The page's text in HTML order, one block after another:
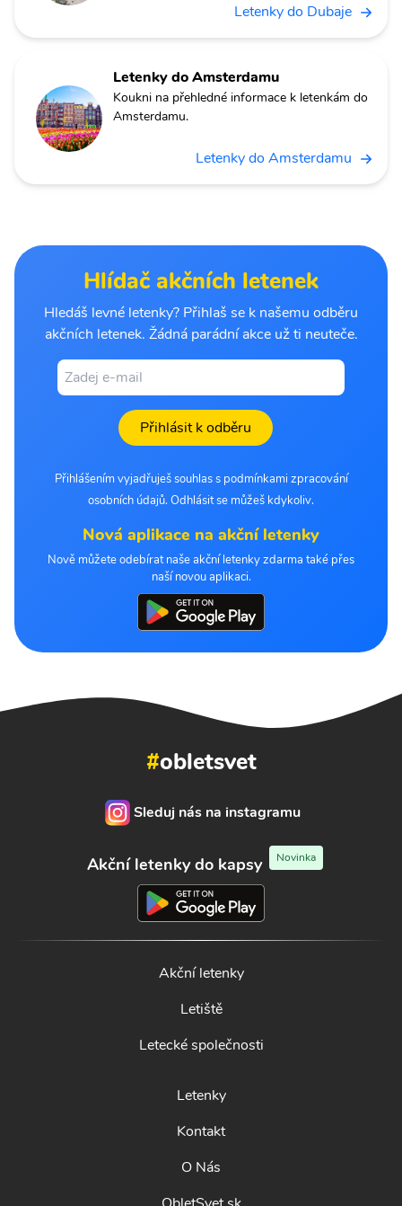
Letenky do Dubaje
Letenky do Amsterdamu
Koukni na přehledné informace k letenkám do
Amsterdamu.
Letenky do Amsterdamu
Hlídač akčních letenek
Hledáš levné letenky? Přihlaš se k našemu odběru
akčních letenek. Žádná parádní akce už ti neuteče.
Přihlásit k odběru
Přihlášením vyjadřuješ souhlas s podmínkami zpracování
osobních údajů. Odhlásit se můžeš kdykoliv.
Nová aplikace na akční letenky
Nově můžete odebírat naše akční letenky zdarma také přes
naší novou aplikaci.
#obletsvet
Sleduj nás na instagramu
Akční letenky do kapsy Novinka
Akční letenky
Letiště
Letecké společnosti
Letenky
Kontakt
O Nás